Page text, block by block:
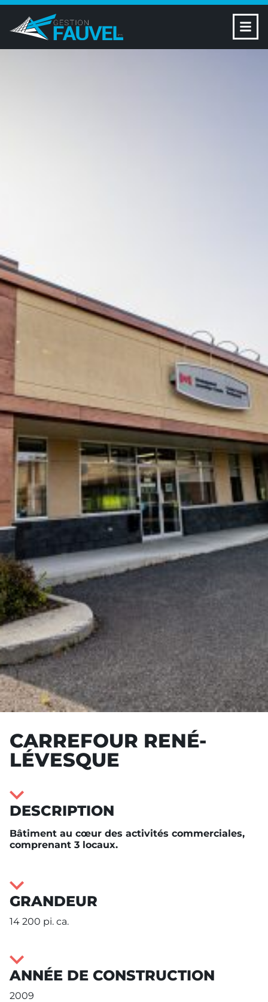
CARREFOUR RENÉ-
LÉVESQUE
DESCRIPTION
Bâtiment au cœur des activités commerciales,
comprenant 3 locaux.
GRANDEUR
14 200 pi. ca.
ANNÉE DE CONSTRUCTION
2009